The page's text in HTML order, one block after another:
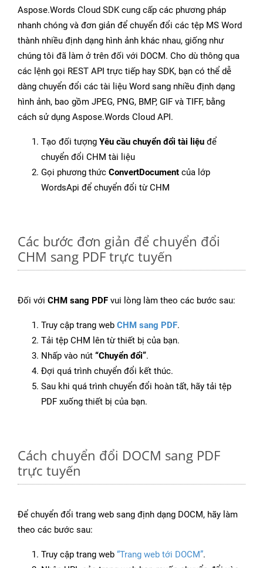
Aspose.Words Cloud SDK cung cấp các phương pháp
nhanh chóng và đơn giản để chuyển đổi các tệp MS Word
thành nhiều định dạng hình ảnh khác nhau, giống như
chúng tôi đã làm ở trên đối với DOCM. Cho dù thông qua
các lệnh gọi REST API trực tiếp hay SDK, bạn có thể dễ
dàng chuyển đổi các tài liệu Word sang nhiều định dạng
hình ảnh, bao gồm JPEG, PNG, BMP, GIF và TIFF, bằng
cách sử dụng Aspose.Words Cloud API.
Tạo đối tượng Yêu cầu chuyển đổi tài liệu để
chuyển đổi CHM tài liệu
Gọi phương thức ConvertDocument của lớp
WordsApi để chuyển đổi từ CHM
Các bước đơn giản để chuyển đổi
CHM sang PDF trực tuyến
Đối với CHM sang PDF vui lòng làm theo các bước sau:
Truy cập trang web CHM sang PDF.
Tải tệp CHM lên từ thiết bị của bạn.
Nhấp vào nút “Chuyển đổi”.
Đợi quá trình chuyển đổi kết thúc.
Sau khi quá trình chuyển đổi hoàn tất, hãy tải tệp
PDF xuống thiết bị của bạn.
Cách chuyển đổi DOCM sang PDF
trực tuyến
Để chuyển đổi trang web sang định dạng DOCM, hãy làm
theo các bước sau:
Truy cập trang web “Trang web tới DOCM”.